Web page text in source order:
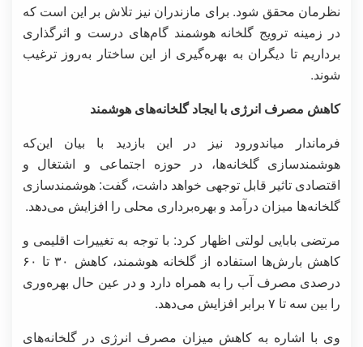
نظرمان محقق شود. برای مازندران نیز تلاش‌ بر این است که
در زمینه ترویج گلخانه هوشمند گام‌های درست و اثرگذاری
برداریم تا دیگران به بهره‌گیری از این ساختار به‌روز ترغیب
شوند.
کاهش مصرف انرژی با ایجاد گلخانه‌های هوشمند
فرماندار میاندورود نیز در این بازدید با بیان این‌که
هوشمندسازی گلخانه‌ها، در حوزه اجتماعی و اشتغال و
اقتصادی تاثیر قابل توجهی خواهد داشت، گفت: هوشمندسازی
گلخانه‌ها میزان درآمد و بهره‌برداری محلی را افزایش می‌دهد.
مرتضی بابایی لولتی اظهار کرد: با توجه به تغییرات اقلیمی و
کاهش بارش‌ها استفاده از گلخانه هوشمند، کاهش ۳۰ تا ۶۰
درصدی مصرف آب را به همراه دارد و در عین حال بهره‌وری
را بین سه تا ۷ برابر افزایش می‌دهد.
وی با اشاره به کاهش میزان مصرف انرژی در گلخانه‌های